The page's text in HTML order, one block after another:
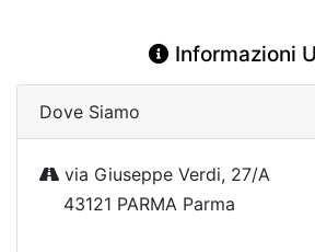
Informazioni
Dove Siamo
via Giuseppe Verdi, 27/A
43121 PARMA Parma